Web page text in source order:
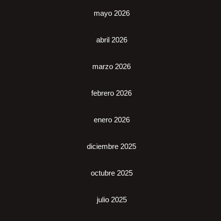
mayo 2026
abril 2026
marzo 2026
febrero 2026
enero 2026
diciembre 2025
octubre 2025
julio 2025